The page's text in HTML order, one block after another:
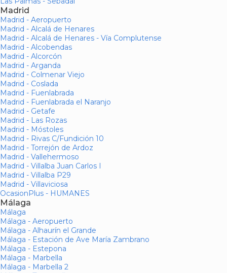
Madrid
Madrid - Aeropuerto
Madrid - Alcalá de Henares
Madrid - Alcalá de Henares - Vía Complutense
Madrid - Alcobendas
Madrid - Alcorcón
Madrid - Arganda
Madrid - Colmenar Viejo
Madrid - Coslada
Madrid - Fuenlabrada
Madrid - Fuenlabrada el Naranjo
Madrid - Getafe
Madrid - Las Rozas
Madrid - Móstoles
Madrid - Rivas C/Fundición 10
Madrid - Torrejón de Ardoz
Madrid - Vallehermoso
Madrid - Villalba Juan Carlos I
Madrid - Villalba P29
Madrid - Villaviciosa
OcasionPlus - HUMANES
Málaga
Málaga
Málaga - Aeropuerto
Málaga - Alhaurín el Grande
Málaga - Estación de Ave María Zambrano
Málaga - Estepona
Málaga - Marbella
Málaga - Marbella 2